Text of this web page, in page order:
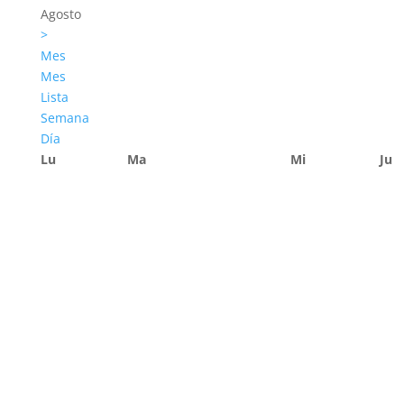
Agosto
>
Mes
Mes
Lista
Semana
Día
Lu
Ma Mi Ju